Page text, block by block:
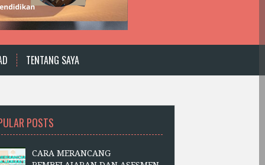
TENTANG SAYA
POSTS
CARA MERANCANG